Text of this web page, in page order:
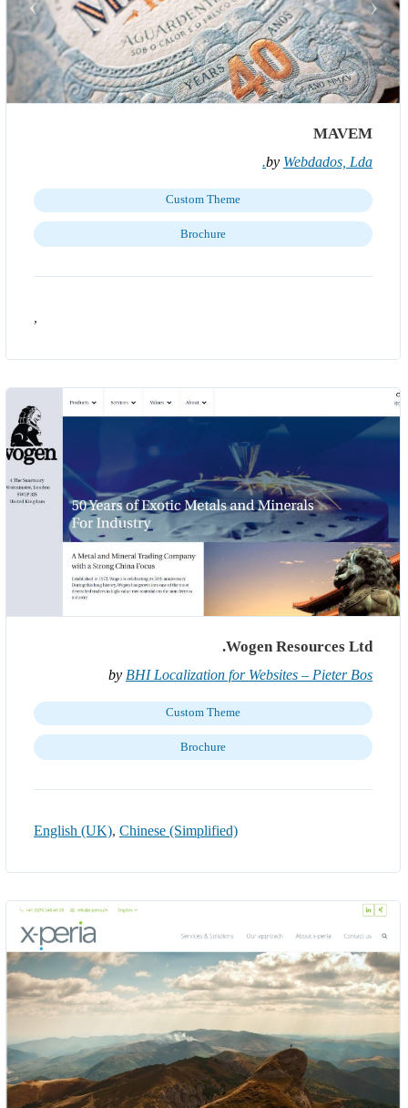
MAVEM
by Webdados, Lda.
Custom Theme
Brochure
,
Wogen Resources Ltd.
by BHI Localization for Websites – Pieter Bos
Custom Theme
Brochure
English (UK), Chinese (Simplified)